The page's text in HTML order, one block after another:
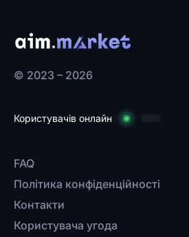
© 2023 – 2026
Користувачів онлайн
FAQ
Політика конфіденційності
Контакти
Користувача угода